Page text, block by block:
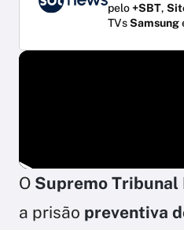
pelo+SBT,
TVsSamsung
O Supremo Tribunal
a prisão preventiva